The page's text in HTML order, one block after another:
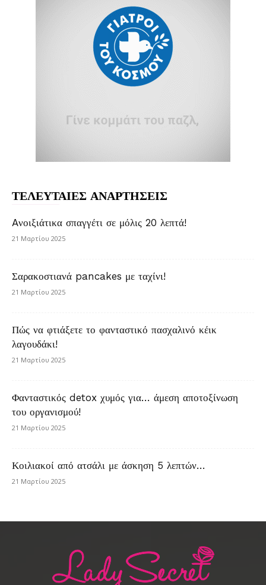
ΤΕΛΕΥΤΑΙΕΣ ΑΝΑΡΤΗΣΕΙΣ
Aνοιξιάτικα σπαγγέτι σε μόλις 20 λεπτά!
21 Μαρτίου 2025
Σαρακοστιανά pancakes με ταχίνι!
21 Μαρτίου 2025
Πώς να φτιάξετε το φανταστικό πασχαλινό κέικ
λαγουδάκι!
21 Μαρτίου 2025
Φανταστικός detox χυμός για… άμεση αποτοξίνωση
του οργανισμού!
21 Μαρτίου 2025
Κοιλιακοί από ατσάλι με άσκηση 5 λεπτών…
21 Μαρτίου 2025